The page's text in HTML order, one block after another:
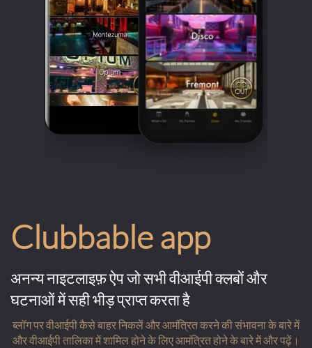
Clubbable app
अनन्य नाइटलाइफ़ ऐप जो सभी वीआईपी क्लबों और
घटनाओं में सही भीड़ प्राप्त करता है
ब्लॉग पर वीआईपी कैसे बाहर निकलें और आमंत्रित करने की संभावना के बारे में
और वीआईपी तालिका में शामिल होने के लिए आमंत्रित होने के बारे में और पढ़ें।